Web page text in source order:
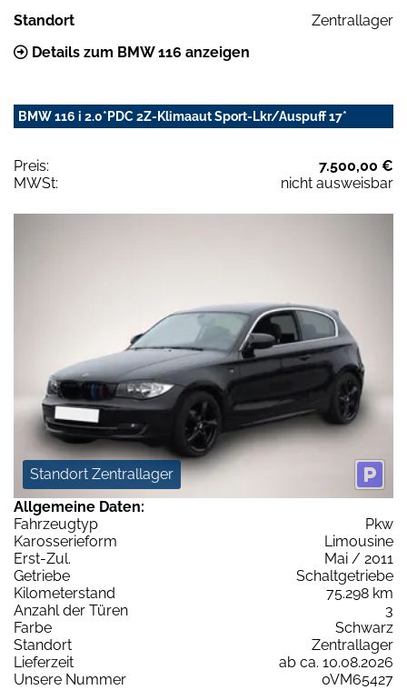
Standort
Zentrallager
Details zum BMW 116 anzeigen
BMW 116 i 2.0*PDC 2Z-Klimaaut Sport-Lkr/Auspuff 17*
Preis:
7.500,00 €
MWSt:
nicht ausweisbar
Standort Zentrallager
Allgemeine Daten:
Fahrzeugtyp
Pkw
Karosserieform
Limousine
Erst-Zul.
Mai / 2011
Getriebe
Schaltgetriebe
Kilometerstand
75.298 km
Anzahl der Türen
3
Farbe
Schwarz
Standort
Zentrallager
Lieferzeit
ab ca. 10.08.2026
Unsere Nummer
0VM65427